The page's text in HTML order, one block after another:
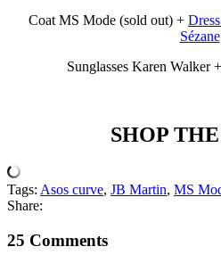
Coat MS Mode (sold out) +
Sézane
Sunglasses Karen Walker
SHOP
Tags: Asos curve, JB Martin, MS
Share:
25 Comments